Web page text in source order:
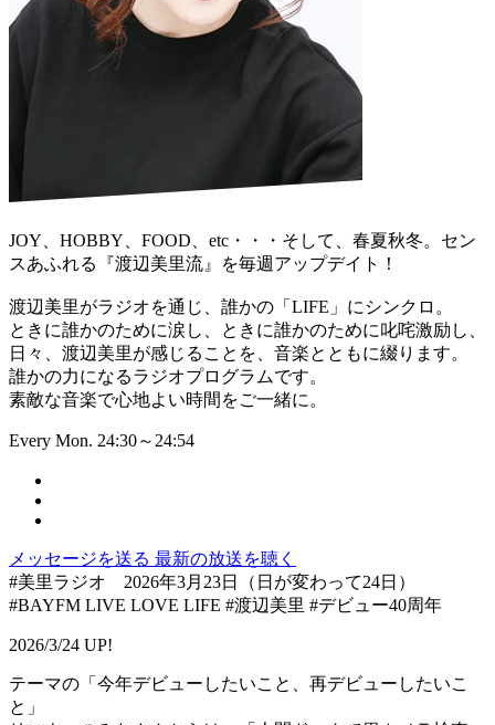
JOY、HOBBY、FOOD、etc・・・そして、春夏秋冬。セン
スあふれる『渡辺美里流』を毎週アップデイト！
渡辺美里がラジオを通じ、誰かの「LIFE」にシンクロ。
ときに誰かのために涙し、ときに誰かのために叱咤激励し、
日々、渡辺美里が感じることを、音楽とともに綴ります。
誰かの力になるラジオプログラムです。
素敵な音楽で心地よい時間をご一緒に。
Every Mon. 24:30～24:54
メッセージを送る 最新の放送を聴く
#美里ラジオ 2026年3月23日（日が変わって24日）
#BAYFM LIVE LOVE LIFE #渡辺美里 #デビュー40周年
2026/3/24 UP!
テーマの「今年デビューしたいこと、再デビューしたいこ
と」